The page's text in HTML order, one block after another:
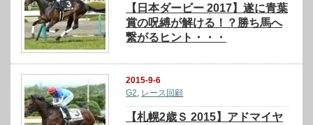
【日本ダービー 2017】遂に青葉
賞の呪縛が解ける！？勝ち馬へ
繋がるヒント・・・
2015-9-6
G2, レース回顧
【札幌2歳Ｓ 2015】アドマイヤ